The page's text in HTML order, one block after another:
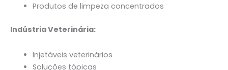
Produtos de limpeza concentrados
Indústria Veterinária:
Injetáveis veterinários
Soluções tópicas